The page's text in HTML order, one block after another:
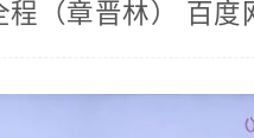
（章晋林） 百度